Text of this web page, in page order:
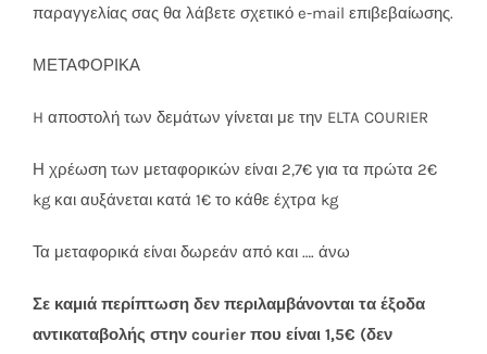
Ισοθερμικά Ρούχα
παραγγελίας σας θα λάβετε σχετικό e-mail επιβεβαίωσης.
ΜΕΤΑΦΟΡΙΚΑ
H αποστολή των δεμάτων γίνεται με την ELTA COURIER
Η χρέωση των μεταφορικών είναι 2,7€ για τα πρώτα 2€
kg και αυξάνεται κατά 1€ το κάθε έχτρα kg
Τα μεταφορικά είναι δωρεάν από και …. άνω
Σε καμιά περίπτωση δεν περιλαμβάνονται τα έξοδα
αντικαταβολής στην courier που είναι 1,5€ (δεν